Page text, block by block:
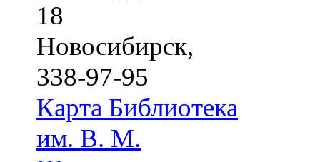
18
Новосибирск,
338-97-95
Карта Библиотека
им. В. М.